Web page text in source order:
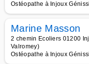
Ostéopathe à Injoux
Marine Masson
2 chemin Ecoliers 01200
Valromey)
Ostéopathe à Injoux